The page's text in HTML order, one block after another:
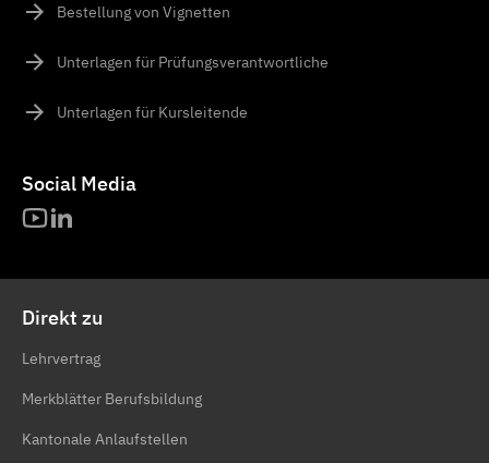
Bestellung von Vignetten
Unterlagen für Prüfungsverantwortliche
Unterlagen für Kursleitende
Social Media
Direkt zu
Lehrvertrag
Merkblätter Berufsbildung
Kantonale Anlaufstellen